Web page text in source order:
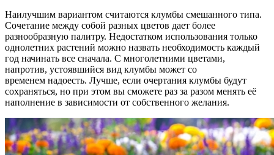
Наилучшим вариантом считаются клумбы смешанного типа.
Сочетание между собой разных цветов дает более
разнообразную палитру. Недостатком использования только
однолетних растений можно назвать необходимость каждый
год начинать все сначала. С многолетними цветами,
напротив, устоявшийся вид клумбы может со
временем надоесть. Лучше, если очертания клумбы будут
сохраняться, но при этом вы сможете раз за разом менять её
наполнение в зависимости от собственного желания.